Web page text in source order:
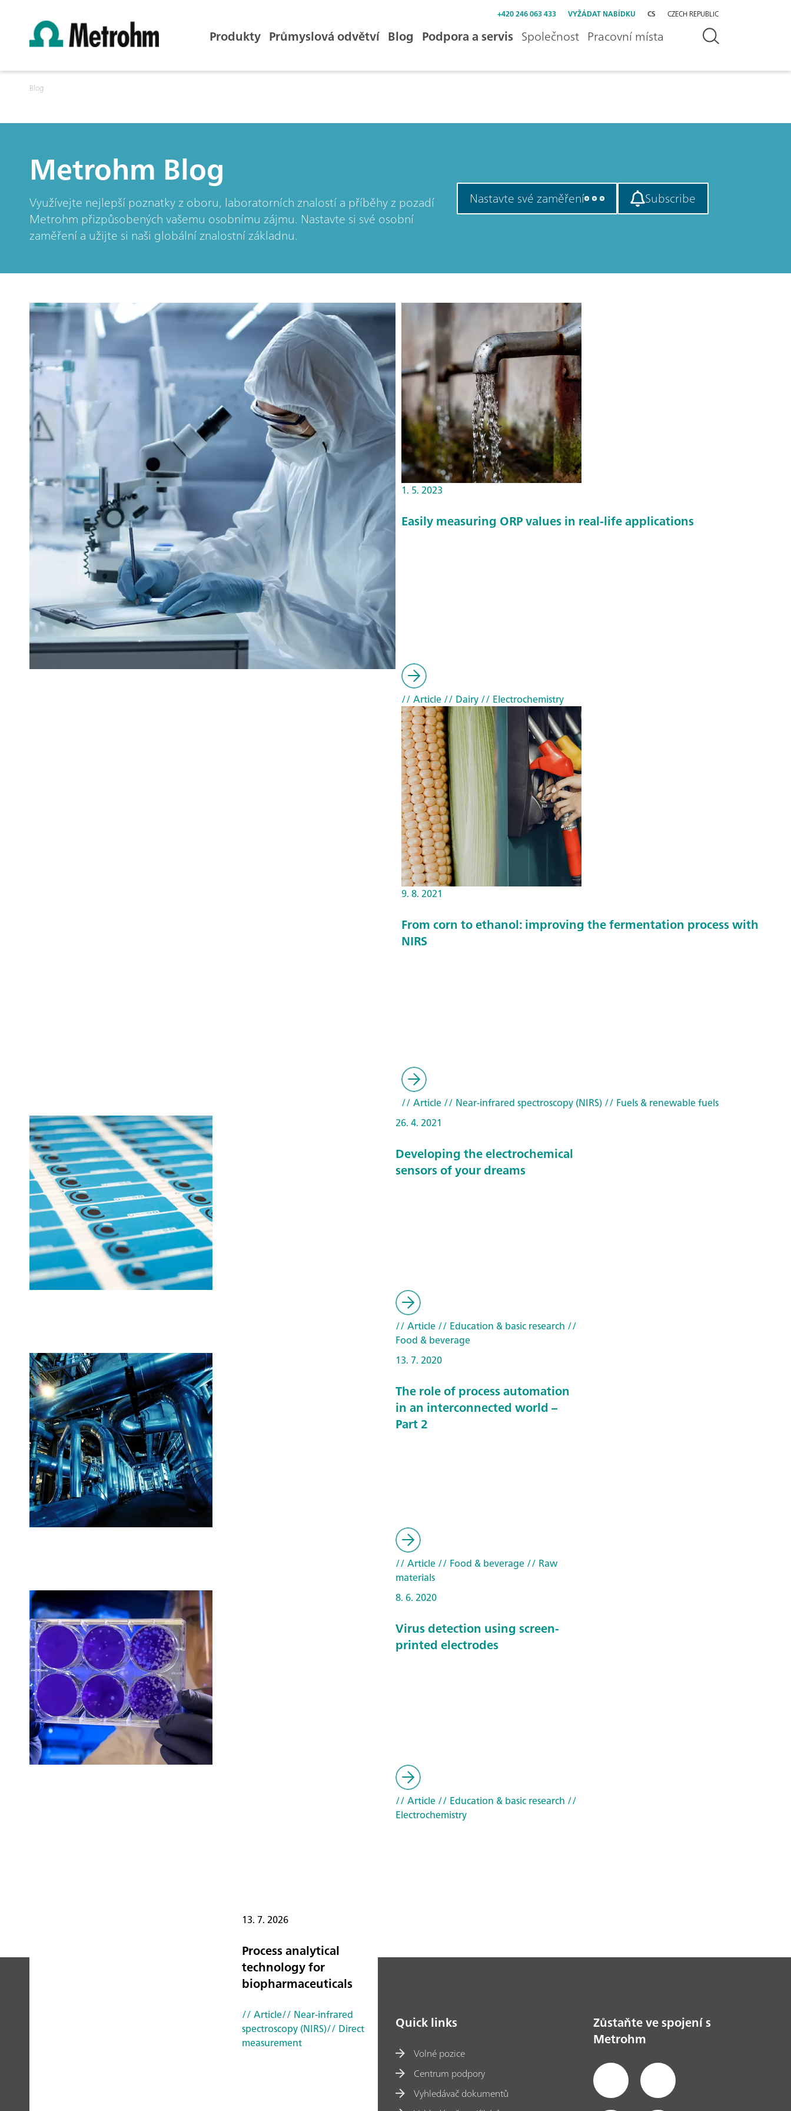
+420 246 063 433 VYŽÁDAT NABÍDKU CS CZECH REPUBLIC
Produkty Průmyslová odvětví Blog Podpora a servis Společnost Pracovní místa
Blog
Metrohm Blog
Využívejte nejlepší poznatky z oboru, laboratorních znalostí a příběhy z pozadí
Metrohm přizpůsobených vašemu osobnímu zájmu. Nastavte si své osobní
zaměření a užijte si naši globální znalostní základnu.
Nastavte své zaměření Subscribe
13. 7. 2026
Process analytical
technology for
biopharmaceuticals
// Article// Near-infrared
spectroscopy (NIRS)// Direct
measurement
1. 5. 2023
Easily measuring ORP values in real-life applications
// Article// Dairy// Electrochemistry
9. 8. 2021
From corn to ethanol: improving the fermentation process with
NIRS
// Article// Near-infrared spectroscopy (NIRS)// Fuels & renewable fuels
26. 4. 2021
Developing the electrochemical
sensors of your dreams
// Article// Education & basic research //
Food & beverage
13. 7. 2020
The role of process automation
in an interconnected world –
Part 2
// Article// Food & beverage// Raw
materials
8. 6. 2020
Virus detection using screen-
printed electrodes
// Article// Education & basic research //
Electrochemistry
Quick links
Volné pozice
Centrum podpory
Vyhledávač dokumentů
Zůstaňte ve spojení s
Metrohm